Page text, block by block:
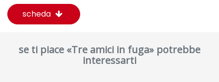
scheda
se ti piace «Tre amici in fuga» potrebbe
interessarti